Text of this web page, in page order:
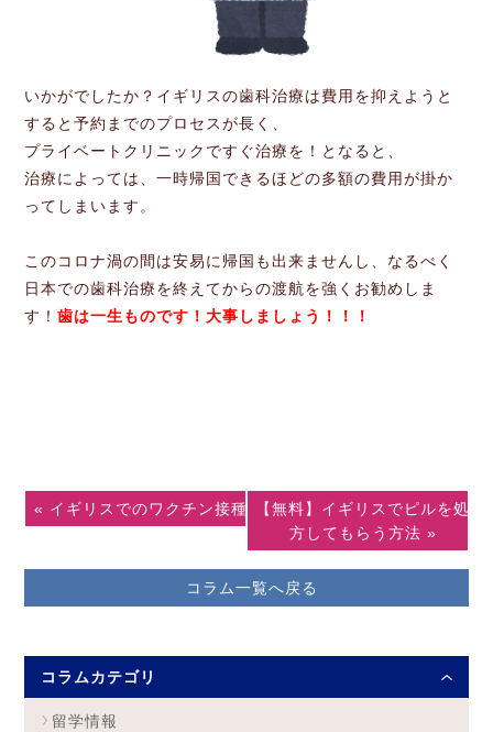
いかがでしたか？イギリスの歯科治療は費用を抑えようと
すると予約までのプロセスが長く、
プライベートクリニックですぐ治療を！となると、
治療によっては、一時帰国できるほどの多額の費用が掛か
ってしまいます。
このコロナ渦の間は安易に帰国も出来ませんし、なるべく
日本での歯科治療を終えてからの渡航を強くお勧めしま
す！歯は一生ものです！大事しましょう！！！
« イギリスでのワクチン接種
コラム一覧へ戻る
【無料】イギリスでピルを処
方してもらう方法 »
コラムカテゴリ
留学情報